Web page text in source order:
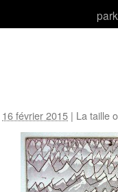
16 février 2015 | La taille